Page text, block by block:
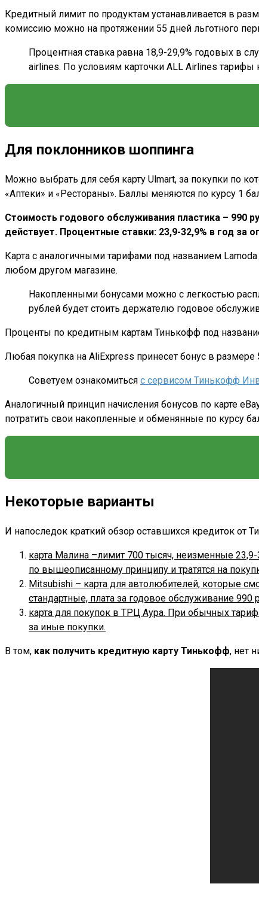
Кредитный лимит по продуктам устанавливается в
комиссию можно на протяжении 55 дней льготного
Процентная ставка равна 18,9-29,9% годовых в
airlines. По условиям карточки ALL Airlines тарифы
Для поклонников шоппинга
Можно выбрать для себя карту Ulmart, за покупки по
«Аптеки» и «Рестораны». Баллы меняются по курсу 1
Стоимость годового обслуживания пластика – 990
действует. Процентные ставки: 23,9-32,9% в год за
Карта с аналогичными тарифами под названием
любом другом магазине.
Накопленными бонусами можно с легкостью
рублей будет стоить держателю годовое
Проценты по кредитным картам Тинькофф под
Любая покупка на AliExpress принесет бонус в
Советуем ознакомиться с сервисом Тинькофф
Аналогичный принцип начисления бонусов по карте
потратить свои накопленные и обменянные по курсу
Некоторые варианты
И напоследок краткий обзор оставшихся кредиток от
карта Малина –лимит 700 тысяч, неизменные
по вышеописанному принципу и тратятся на
Mitsubishi – карта для автолюбителей, которые
стандартные, плата за годовое обслуживание 990
карта для покупок в ТРЦ Аура. При обычных
за иные покупки.
В том, как получить кредитную карту Тинькофф, нет